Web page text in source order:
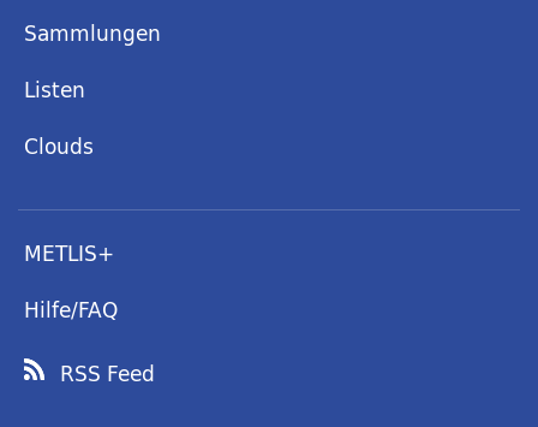
Sammlungen
Listen
Clouds
METLIS+
Hilfe/FAQ
RSS Feed